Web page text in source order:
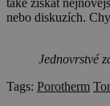
nebo diskuzích.
Jednovrstvé
Tags: Porotherm